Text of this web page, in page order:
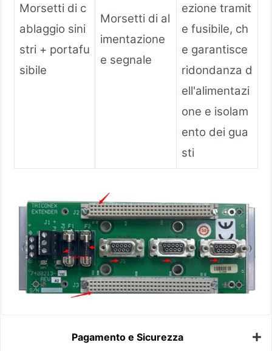
Morsetti di c
ablaggio sini
stri + portafu
sibile
Morsetti di al
imentazione
e segnale
ezione tramit
e fusibile, ch
e garantisce
ridondanza d
ell'alimentazi
one e isolam
ento dei gua
sti
Pagamento e Sicurezza